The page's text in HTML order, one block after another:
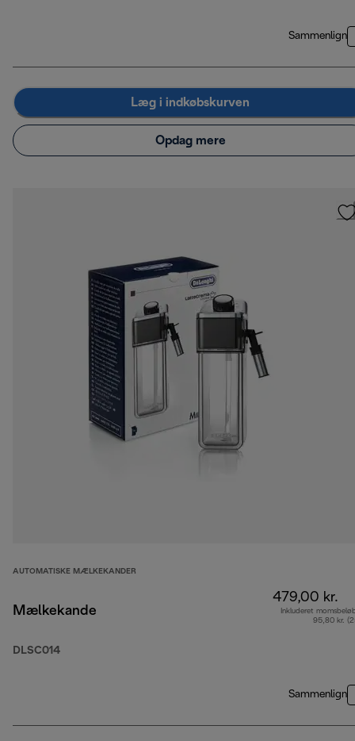
Sammenlign
Læg i indkøbskurven
Opdag mere
AUTOMATISKE MÆLKEKANDER
Mælkekande
DLSC014
479,00 kr.
Inkluderet
95,80 kr.
Sammenlign